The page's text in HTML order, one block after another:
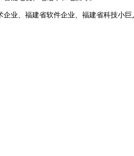
业、福建省软件企业、福建省科技小巨